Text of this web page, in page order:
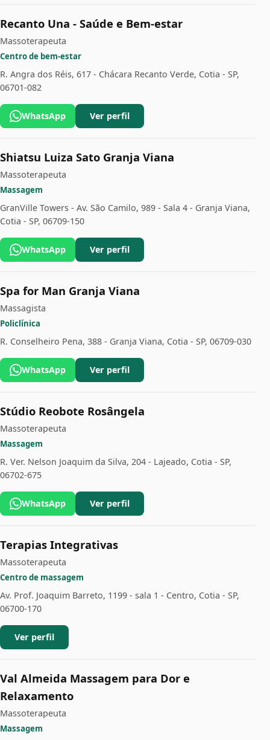
Recanto Una - Saúde e Bem-estar
Massoterapeuta
Centro de bem-estar
R. Angra dos Réis, 617 - Chácara Recanto Verde, Cotia - SP,
06701-082
WhatsApp Ver perfil
Shiatsu Luiza Sato Granja Viana
Massoterapeuta
Massagem
GranVille Towers - Av. São Camilo, 989 - Sala 4 - Granja Viana,
Cotia - SP, 06709-150
WhatsApp Ver perfil
Spa for Man Granja Viana
Massagista
Policlínica
R. Conselheiro Pena, 388 - Granja Viana, Cotia - SP, 06709-030
WhatsApp Ver perfil
Stúdio Reobote Rosângela
Massoterapeuta
Massagem
R. Ver. Nelson Joaquim da Silva, 204 - Lajeado, Cotia - SP,
06702-675
WhatsApp Ver perfil
Terapias Integrativas
Massoterapeuta
Centro de massagem
Av. Prof. Joaquim Barreto, 1199 - sala 1 - Centro, Cotia - SP,
06700-170
Ver perfil
Val Almeida Massagem para Dor e
Relaxamento
Massoterapeuta
Massagem